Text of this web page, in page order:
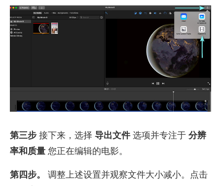
第三步 接下来，选择 导出文件选项并专注于 分辨
率和质量 您正在编辑的电影。
第四步。
调整上述设置并观察文件大小减小。点击